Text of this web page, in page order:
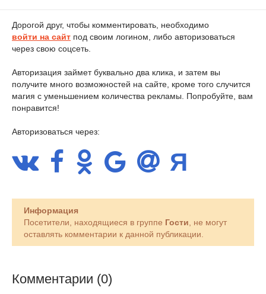
Дорогой друг, чтобы комментировать, необходимо
войти на сайт под своим логином, либо авторизоваться
через свою соцсеть.
Авторизация займет буквально два клика, и затем вы
получите много возможностей на сайте, кроме того случится
магия с уменьшением количества рекламы. Попробуйте, вам
понравится!
Авторизоваться через:
Информация
Посетители, находящиеся в группе Гости, не могут
оставлять комментарии к данной публикации.
Комментарии (0)